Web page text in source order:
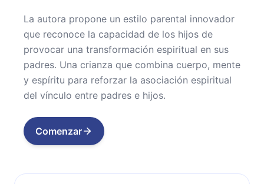
La autora propone un estilo parental innovador
que reconoce la capacidad de los hijos de
provocar una transformación espiritual en sus
padres. Una crianza que combina cuerpo, mente
y espíritu para reforzar la asociación espiritual
del vínculo entre padres e hijos.
Comenzar